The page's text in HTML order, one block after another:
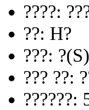
????:
??: H?
???: ?(S)
??? ??: